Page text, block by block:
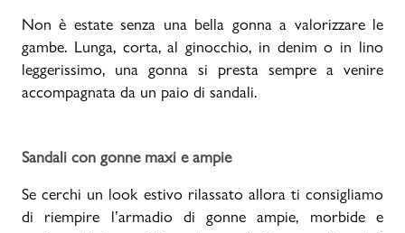
Non è estate senza una bella gonna a valorizzare le
gambe. Lunga, corta, al ginocchio, in denim o in lino
leggerissimo, una gonna si presta sempre a venire
accompagnata da un paio di sandali.
Sandali con gonne maxi e ampie
Se cerchi un look estivo rilassato allora ti consigliamo
di riempire l’armadio di gonne ampie, morbide e